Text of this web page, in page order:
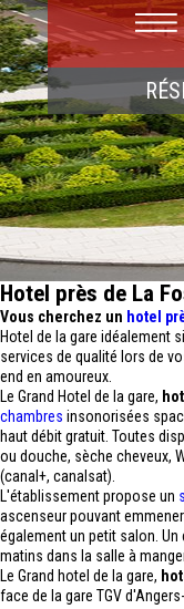
Hotel près de La
Vous cherchez un hotel
Hotel de la gare idéalement
services de qualité lors de
end en amoureux.
Le Grand Hotel de la gare,
chambres insonorisées
haut débit gratuit. Toutes
ou douche, sèche cheveux,
(canal+, canalsat).
L'établissement propose un
ascenseur pouvant
également un petit salon.
matins dans la salle à
Le Grand hotel de la gare,
face de la gare TGV